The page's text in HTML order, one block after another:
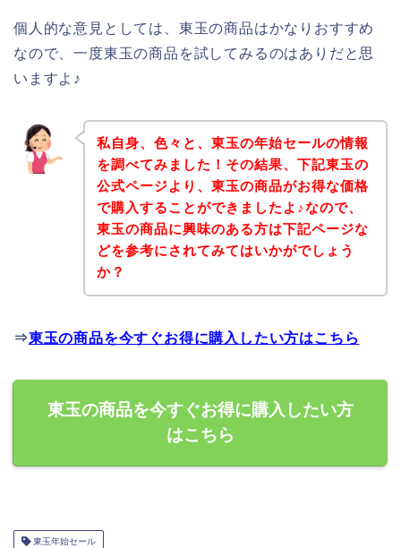
個人的な意見としては、東玉の商品はかなりおすすめ
なので、一度東玉の商品を試してみるのはありだと思
いますよ♪
私自身、色々と、東玉の年始セールの情報
を調べてみました！その結果、下記東玉の
公式ページより、東玉の商品がお得な価格
で購入することができましたよ♪なので、
東玉の商品に興味のある方は下記ページな
どを参考にされてみてはいかがでしょう
か？
⇒東玉の商品を今すぐお得に購入したい方はこちら
東玉の商品を今すぐお得に購入したい方
はこちら
東玉年始セール